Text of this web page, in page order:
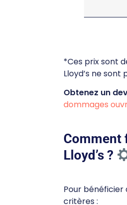
*Ces prix sont
Lloyd’s ne sont
Obtenez un
dommages
Comment
Lloyd’s ?
Pour bénéficier
critères :